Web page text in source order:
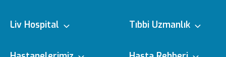
Liv Hospital Tıbbi Uzmanlık